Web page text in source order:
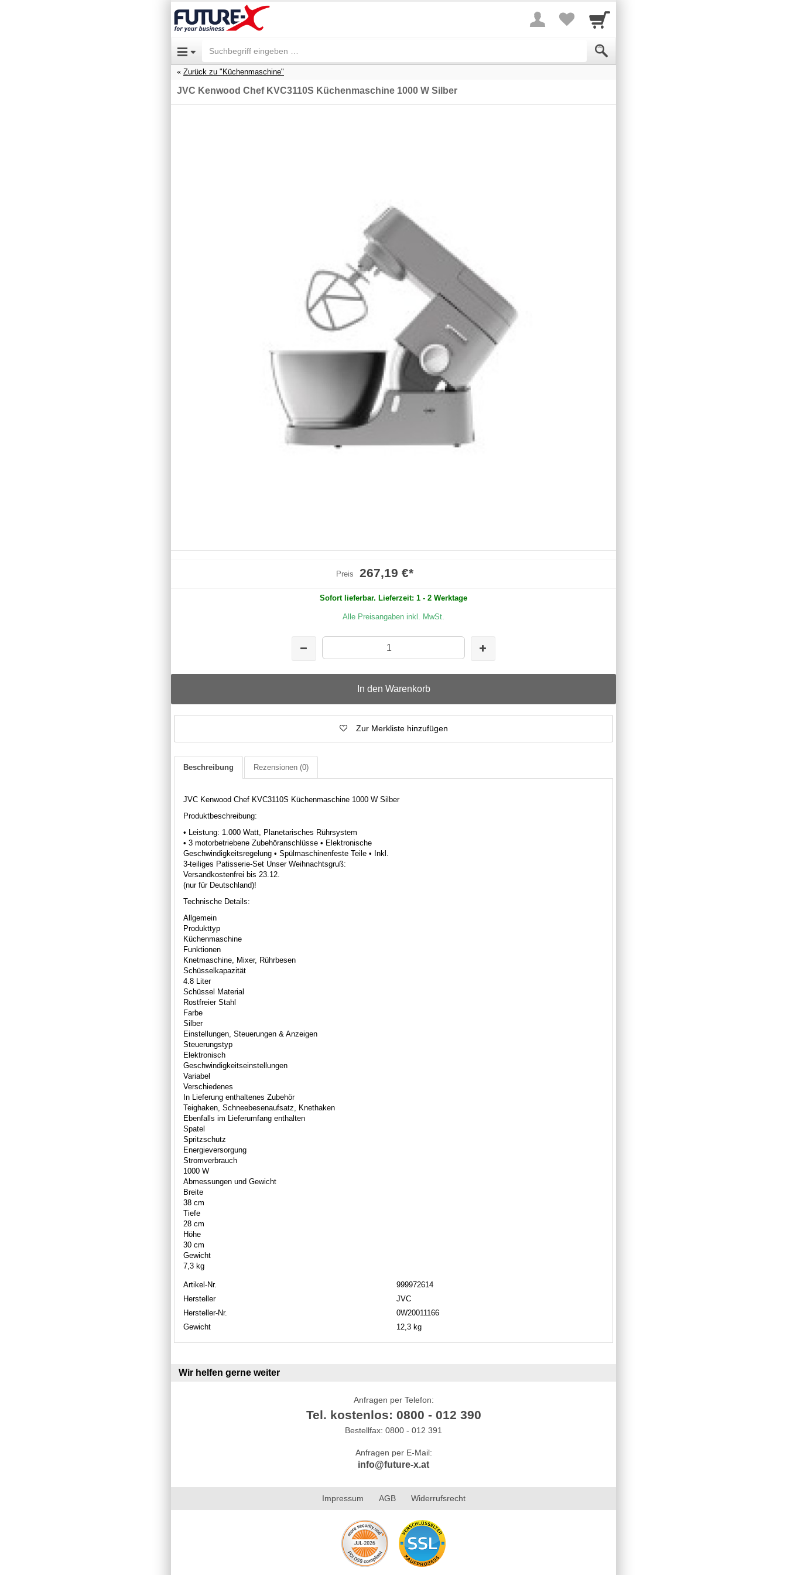
Zurück zu "Küchenmaschine"
JVC Kenwood Chef KVC3110S Küchenmaschine 1000 W Silber
Preis 267,19 €*
Sofort lieferbar. Lieferzeit: 1 - 2 Werktage
Alle Preisangaben inkl. MwSt.
In den Warenkorb
Zur Merkliste hinzufügen
Beschreibung Rezensionen (0)
JVC Kenwood Chef KVC3110S Küchenmaschine 1000 W Silber
Produktbeschreibung:
• Leistung: 1.000 Watt, Planetarisches Rührsystem
• 3 motorbetriebene Zubehöranschlüsse • Elektronische
Geschwindigkeitsregelung • Spülmaschinenfeste Teile • Inkl.
3-teiliges Patisserie-Set Unser Weihnachtsgruß:
Versandkostenfrei bis 23.12.
(nur für Deutschland)!
Technische Details:
Allgemein
Produkttyp
Küchenmaschine
Funktionen
Knetmaschine, Mixer, Rührbesen
Schüsselkapazität
4.8 Liter
Schüssel Material
Rostfreier Stahl
Farbe
Silber
Einstellungen, Steuerungen & Anzeigen
Steuerungstyp
Elektronisch
Geschwindigkeitseinstellungen
Variabel
Verschiedenes
In Lieferung enthaltenes Zubehör
Teighaken, Schneebesenaufsatz, Knethaken
Ebenfalls im Lieferumfang enthalten
Spatel
Spritzschutz
Energieversorgung
Stromverbrauch
1000 W
Abmessungen und Gewicht
Breite
38 cm
Tiefe
28 cm
Höhe
30 cm
Gewicht
7,3 kg
Artikel-Nr.
999972614
Hersteller
JVC
Hersteller-Nr.
0W20011166
Gewicht
12,3 kg
Wir helfen gerne weiter
Anfragen per Telefon:
Tel. kostenlos: 0800 - 012 390
Bestellfax: 0800 - 012 391
Anfragen per E-Mail:
info@future-x.at
Impressum AGB Widerrufsrecht